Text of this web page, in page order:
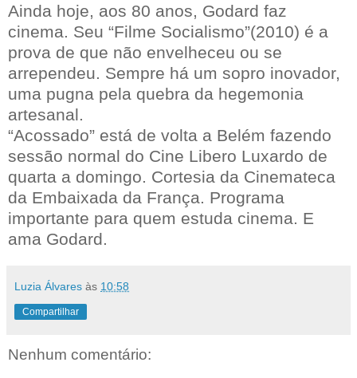
Ainda hoje, aos 80 anos, Godard faz
cinema. Seu “Filme Socialismo”(2010) é a
prova de que não envelheceu ou se
arrependeu. Sempre há um sopro inovador,
uma pugna pela quebra da hegemonia
artesanal.
“Acossado” está de volta a Belém fazendo
sessão normal do Cine Libero Luxardo de
quarta a domingo. Cortesia da Cinemateca
da Embaixada da França. Programa
importante para quem estuda cinema. E
ama Godard.
Luzia Álvares às 10:58
Compartilhar
Nenhum comentário: